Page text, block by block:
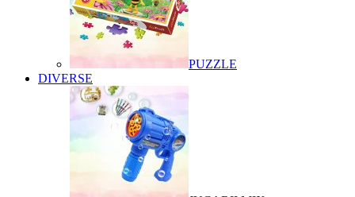
PUZZLE
DIVERSE